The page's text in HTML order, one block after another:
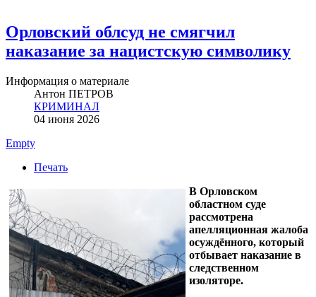
Орловский облсуд не смягчил
наказание за нацистскую символику
Информация о материале
Антон ПЕТРОВ
КРИМИНАЛ
04 июня 2026
Empty
Печать
В Орловском
областном суде
рассмотрена
апелляционная жалоба
осуждённого, который
отбывает наказание в
следственном
изоляторе.